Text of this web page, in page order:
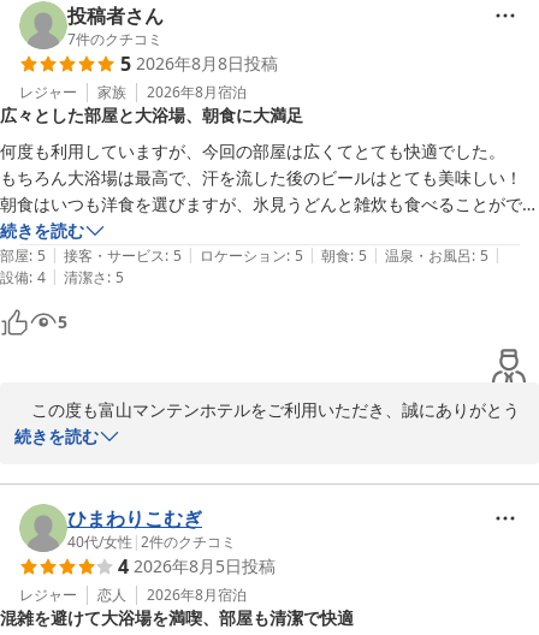
⑤お好み枕：5種類から選べる「枕コーナー」　10階エレベーター
ホール前　※数量限定
………………………………………………
⑥駐車場：24時間　1,000円(税込)　100台収容、ハイルーフ・ワゴ
ン駐車ＯＫ
富山マンテンホテル（マンテンホテルチェーン）
2026-06-07
①アクセス：ＪＲ富山駅改札口正面より、市内電車で5分・桜橋駅
下車(復路優待乗車券有）
………………………………………………
②大浴場：【男湯】 「立山連峰展望浴場」人工ラジウム温泉・サウ
ナ・水風呂・ジェット風呂・露天風呂完備
【女湯】　人工ラジウム温泉、岩盤浴(天照石)・クールダウン室
付無料　※3名様限定(フロント予約要)
………………………………………………
③朝食：立山連峰眺望！！朝風呂入って、ゆっくり寛ぎながら「選
べる！！メイン日替わり和・洋定食」
北陸の味・お袋の味「和定食」、カロリー最適「洋定食」：サラ
ダ・ドリンク・ご飯・パン食べ放題
④夕食：ホテル隣接のおすすめ飲食店「焼肉」「居酒屋」「生簀割
烹」
得々夕食クーポン券をフロントで販売中・「夕食付き宿泊プラ
………………………………………………
⑤お好み枕：5種類から選べる「枕コーナー」　10階エレベーター
ホール前　※数量限定
………………………………………………
⑥駐車場：24時間　1,000円(税込)　100台収容、ハイルーフ・ワゴ
ン駐車ＯＫ
過ごしいただけたようで何よりでございます。
お客様のおっしゃる通り、当ホテルは最上階に大浴場が設置され
ており、天候に恵まれた日には、雄大な立山連峰を眺めながらご入
浴いただけます。今回は深夜のご利用で立山連峰をご覧いただけな
かったとのことですが、次回は景色や館内でのひとときをゆっくり
とお楽しみいただければ幸いでございます。
マンテンホテルは富山の当ホテル以外にも、富山県、石川県、福
井県の北陸3県、7館展開致しております。ぜひ、北陸にお越しの際
は「北陸の宿」マンテンホテルチェーンをご利用下さいませ。
フロント　勇
■□■　富山マンテンホテルの魅力　■□■
＝＝＝＝＝＝＝＝＝＝＝＝＝＝＝＝＝＝＝＝＝
アクセス：ＪＲ富山駅改札口正面より、市内電車で5分・桜橋駅下
車(復路優待乗車券有）
………………………………………………
大浴場：【男湯】 「立山連峰展望浴場」人工ラジウム温泉・サウ
ナ・水風呂・ジェット風呂・露天風呂完備
【女湯】　人工ラジウム温泉、岩盤浴(天照石)・クールダウン室
投稿者さん
7件のクチコミ
5 2026年8月8日投稿
レジャー 家族 2026年8月宿泊
広々とした部屋と大浴場、朝食に大満足
何度も利用していますが、今回の部屋は広くてとても快適でした。
もちろん大浴場は最高で、汗を流した後のビールはとても美味しい！
朝食はいつも洋食を選びますが、氷見うどんと雑炊も食べることができ
るので大満足です。
今回はとても暑い日だったのでエアコンがもっと冷えると良かったか
な。
続きを読む
部屋: 5 | 接客・サービス: 5 | ロケーション: 5 | 朝食: 5 | 温泉・お風呂: 5 |
設備: 4 | 清潔さ: 5
5
この度も富山マンテンホテルをご利用いただき、誠にありがとう
ございます。いつもご愛顧いただいておりますこと、心より御礼申
今回のお部屋では、広さにもご満足いただき、快適にお過ごしい
ただけたとのこと、大変嬉しく拝読いたしました。大浴場でゆっく
り汗を流した後の一杯もお楽しみいただけたようで、何よりでござ
います。ご朝食につきましても、氷見うどんや鮭雑炊もお召し上が
りいただき、ご満足いただけて嬉しく思います。これからも富山な
続きを読む
ひまわりこむぎ
40代/女性 |2件のクチコミ
4 2026年8月5日投稿
レジャー 恋人 2026年8月宿泊
混雑を避けて大浴場を満喫、部屋も清潔で快適